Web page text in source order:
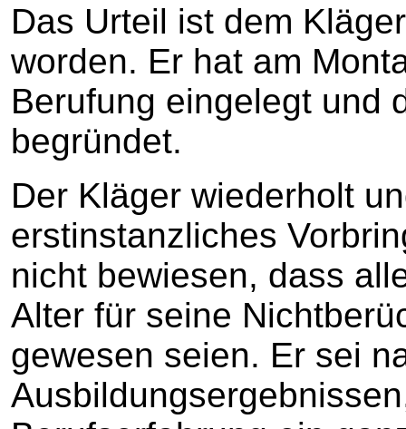
Das Urteil ist dem
worden. Er hat am
Berufung eingelegt und
begründet.
Der Kläger wiederholt
erstinstanzliches
nicht bewiesen, dass
Alter für seine
gewesen seien. Er sei